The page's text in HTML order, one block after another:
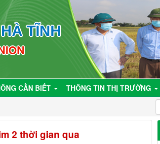
TĨNH
CẦN BIẾT THÔNG TIN THỊ TRƯỜNG
2 thời gian qua